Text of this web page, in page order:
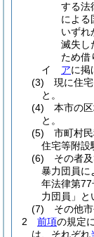
する法
による
いずれ
滅失し
ため借
イ
アに掲
(3)
現に住
と。
(4)
本市の
と。
(5)
市町村
住宅等附設
(6)
その者
暴力団員に
年法律第77
力団員」と
(7)
その他
2
前項の規定
は、それぞれ